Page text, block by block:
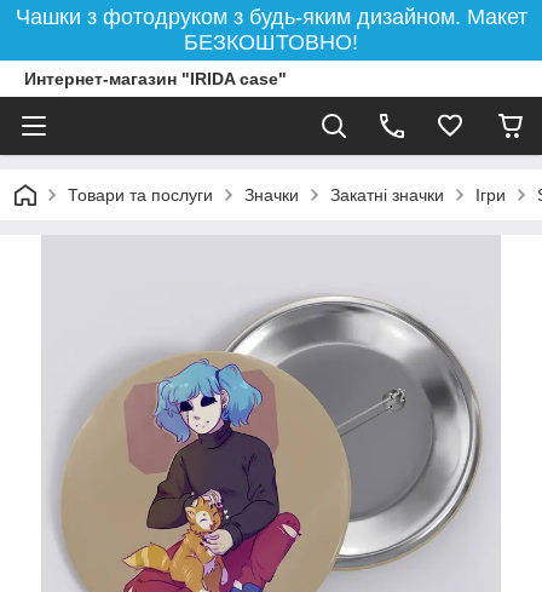
Чашки з фотодруком з будь-яким дизайном. Макет
БЕЗКОШТОВНО!
Интернет-магазин "IRIDA case"
Товари та послуги Значки Закатні значки Ігри